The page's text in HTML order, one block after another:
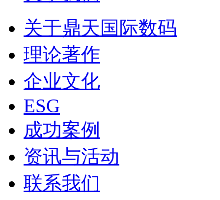
关于鼎天国际数码
理论著作
企业文化
ESG
成功案例
资讯与活动
联系我们